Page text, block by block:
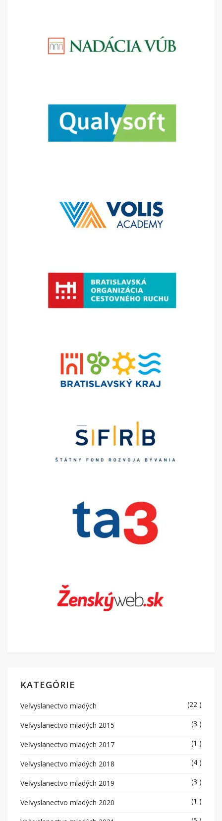
KATEGÓRIE
Veľvyslanectvo mladých (22 )
Veľvyslanectvo mladých 2015 (3 )
Veľvyslanectvo mladých 2017 (1 )
Veľvyslanectvo mladých 2018 (4 )
Veľvyslanectvo mladých 2019 (3 )
Veľvyslanectvo mladých 2020 (1 )